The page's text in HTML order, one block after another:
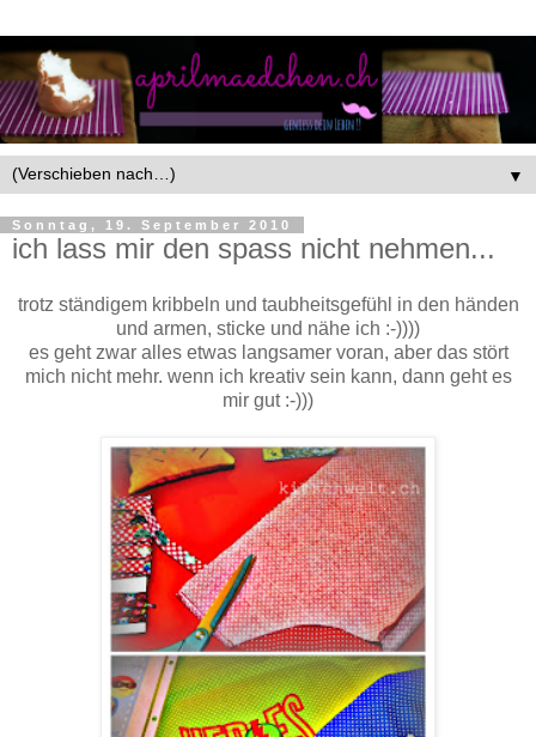
▼
Sonntag, 19. September 2010
ich lass mir den spass nicht nehmen...
trotz ständigem kribbeln und taubheitsgefühl in den händen
und armen, sticke und nähe ich :-))))
es geht zwar alles etwas langsamer voran, aber das stört
mich nicht mehr. wenn ich kreativ sein kann, dann geht es
mir gut :-)))